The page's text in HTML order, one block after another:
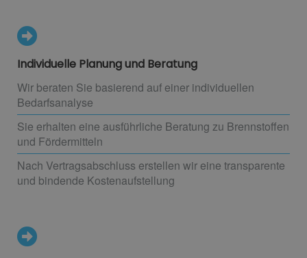
Individuelle Planung und Beratung
Wir beraten Sie basierend auf einer individuellen
Bedarfsanalyse
Sie erhalten eine ausführliche Beratung zu Brennstoffen
und Fördermitteln
Nach Vertragsabschluss erstellen wir eine transparente
und bindende Kostenaufstellung